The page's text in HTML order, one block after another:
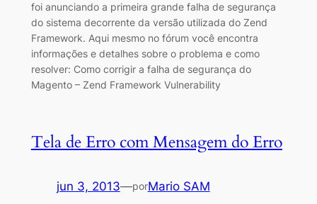
foi anunciando a primeira grande falha de segurança
do sistema decorrente da versão utilizada do Zend
Framework. Aqui mesmo no fórum você encontra
informações e detalhes sobre o problema e como
resolver: Como corrigir a falha de segurança do
Magento – Zend Framework Vulnerability
Tela de Erro com Mensagem do Erro
jun 3, 2013—porMario SAM